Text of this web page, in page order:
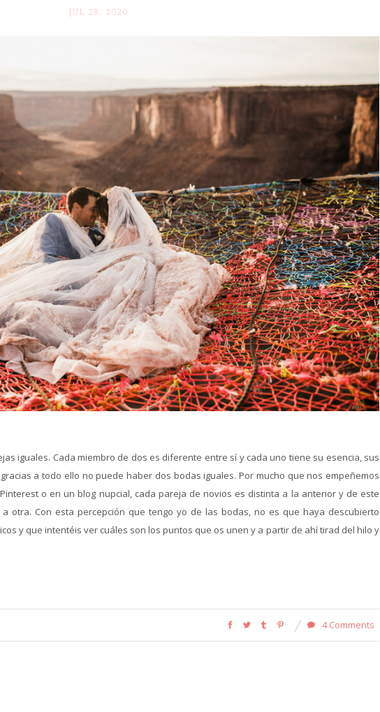
JUL 28. 2020
iguales. Cada miembro de dos es diferente entre sí y cada uno tiene su esencia, sus
a todo ello no puede haber dos bodas iguales. Por mucho que nos empeñemos
o en un blog nupcial, cada pareja de novios es distinta a la anterior y de este
otra. Con esta percepción que tengo yo de las bodas, no es que haya descubierto
y que intentéis ver cuáles son los puntos que os unen y a partir de ahí tirad del hilo y
4 Comments